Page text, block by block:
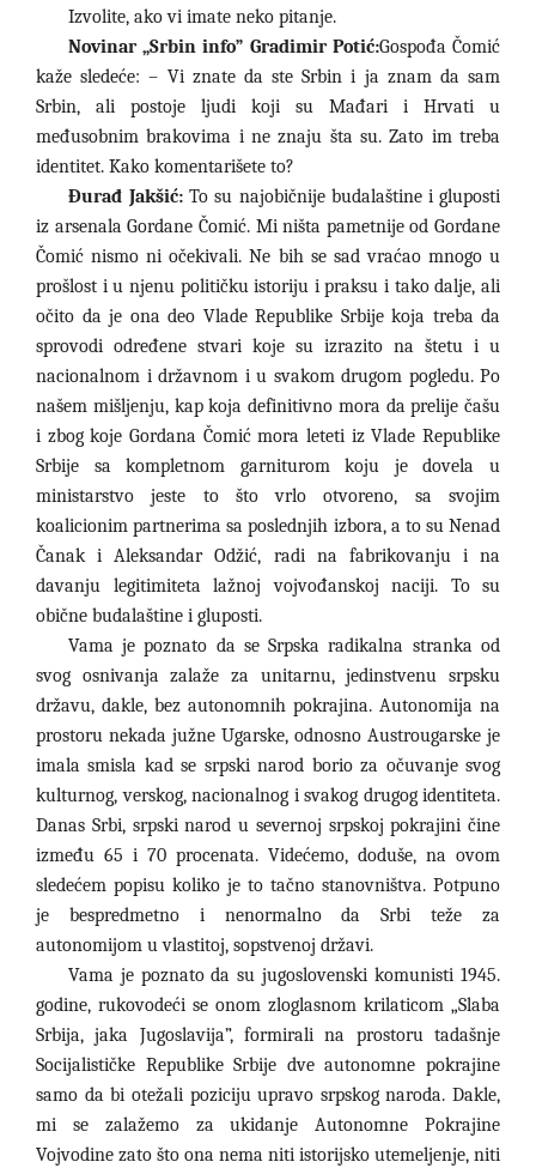
Izvolite, ako vi imate neko pitanje.
Novinar „Srbin info” Gradimir Potić:Gospođa Čomić
kaže sledeće: – Vi znate da ste Srbin i ja znam da sam
Srbin, ali postoje ljudi koji su Mađari i Hrvati u
međusobnim brakovima i ne znaju šta su. Zato im treba
identitet. Kako komentarišete to?
Đurađ Jakšić: To su najobičnije budalaštine i gluposti
iz arsenala Gordane Čomić. Mi ništa pametnije od Gordane
Čomić nismo ni očekivali. Ne bih se sad vraćao mnogo u
prošlost i u njenu političku istoriju i praksu i tako dalje, ali
očito da je ona deo Vlade Republike Srbije koja treba da
sprovodi određene stvari koje su izrazito na štetu i u
nacionalnom i državnom i u svakom drugom pogledu. Po
našem mišljenju, kap koja definitivno mora da prelije čašu
i zbog koje Gordana Čomić mora leteti iz Vlade Republike
Srbije sa kompletnom garniturom koju je dovela u
ministarstvo jeste to što vrlo otvoreno, sa svojim
koalicionim partnerima sa poslednjih izbora, a to su Nenad
Čanak i Aleksandar Odžić, radi na fabrikovanju i na
davanju legitimiteta lažnoj vojvođanskoj naciji. To su
obične budalaštine i gluposti.
Vama je poznato da se Srpska radikalna stranka od
svog osnivanja zalaže za unitarnu, jedinstvenu srpsku
državu, dakle, bez autonomnih pokrajina. Autonomija na
prostoru nekada južne Ugarske, odnosno Austrougarske je
imala smisla kad se srpski narod borio za očuvanje svog
kulturnog, verskog, nacionalnog i svakog drugog identiteta.
Danas Srbi, srpski narod u severnoj srpskoj pokrajini čine
između 65 i 70 procenata. Videćemo, doduše, na ovom
sledećem popisu koliko je to tačno stanovništva. Potpuno
je bespredmetno i nenormalno da Srbi teže za
autonomijom u vlastitoj, sopstvenoj državi.
Vama je poznato da su jugoslovenski komunisti 1945.
godine, rukovodeći se onom zloglasnom krilaticom „Slaba
Srbija, jaka Jugoslavija”, formirali na prostoru tadašnje
Socijalističke Republike Srbije dve autonomne pokrajine
samo da bi otežali poziciju upravo srpskog naroda. Dakle,
mi se zalažemo za ukidanje Autonomne Pokrajine
Vojvodine zato što ona nema niti istorijsko utemeljenje, niti